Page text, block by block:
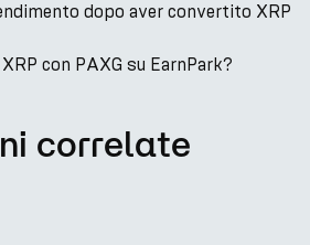
dopo aver convertito XRP
con PAXG su EarnPark?
correlate